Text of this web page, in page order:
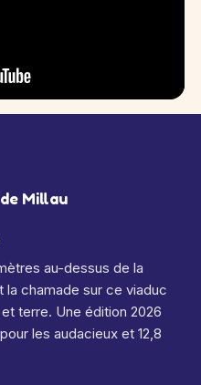
Millau
au-dessus de la
chamade sur ce viaduc
terre. Une édition 2026
les audacieux et 12,8